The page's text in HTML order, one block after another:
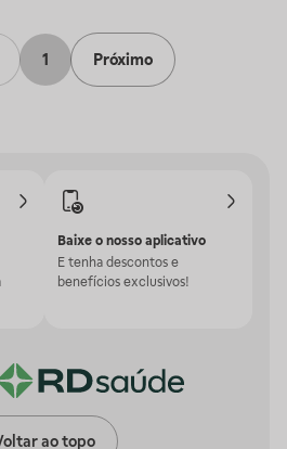
1 Próximo
Baixe o nosso aplicativo
E tenha descontos e
benefícios exclusivos!
ao topo